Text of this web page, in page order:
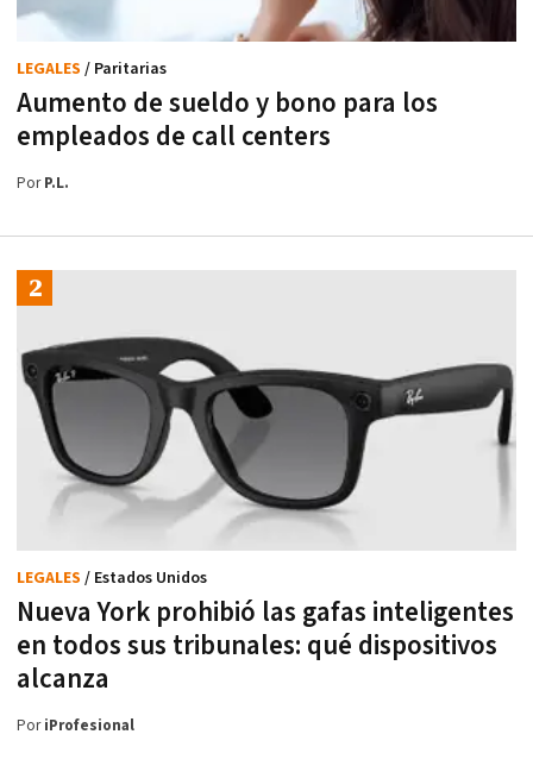
Aumento de sueldo y bono para los
empleados de call centers
LEGALES / Paritarias
PorP.L.
Nueva York prohibió las gafas inteligentes
en todos sus tribunales: qué dispositivos
alcanza
LEGALES / Estados Unidos
PoriProfesional